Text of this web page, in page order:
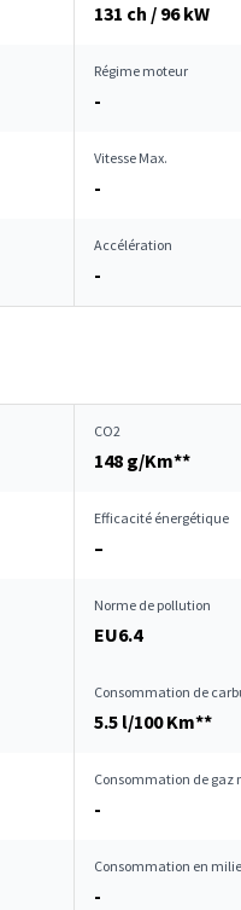
131 ch / 96 kW
Régime moteur
-
Vitesse Max.
-
Accélération
-
CO2
148 g/Km**
Efficacité énergétique
–
Norme de pollution
EU6.4
Consommation de
5.5 l/100 Km**
Consommation de gaz
-
Consommation en
-